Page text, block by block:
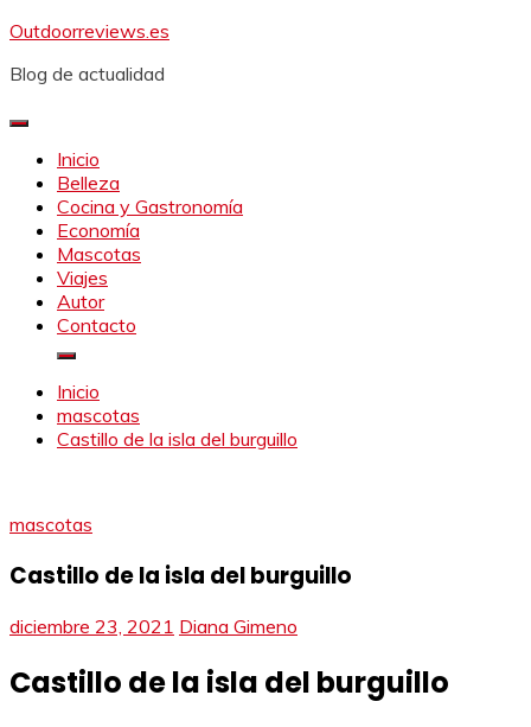
Saltar
contenido
Outdoorreviews.es
Blog de actualidad
Inicio
Belleza
Cocina y Gastronomía
Economía
Mascotas
Viajes
Autor
Contacto
Inicio
mascotas
Castillo de la isla del burguillo
mascotas
Castillo de la isla del burguillo
diciembre 23, 2021 Diana Gimeno
Castillo de la isla del burguillo